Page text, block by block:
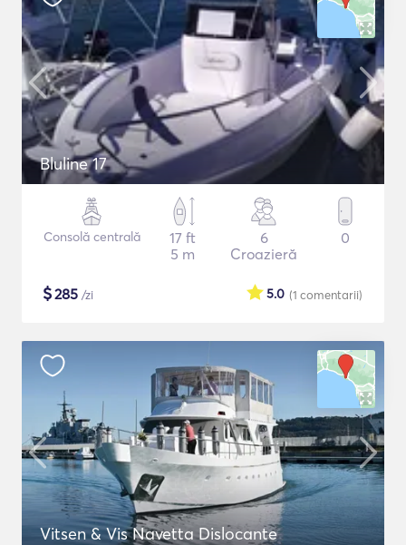
Bluline 17
Consolă centrală
17 ft
5 m
6
Croazieră
0
$285 /zi (1 comentarii)
5.0
Vitsen & Vis Navetta Dislocante